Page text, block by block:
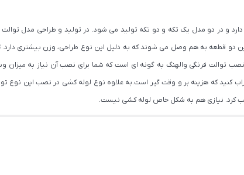
دارد و در دو مدل یک تکه و دو تکه تولید می شود. در تولید و طراحی مدل
دو قطعه به هم وصل می شوند که به دلیل این نوع طراحی، وزن بیشتری دارد.
توالت فرنگی والهنگ به گونه ای است که شما برای نصب آن نیاز به میزان
کنید که هزینه بر و وقت گیر است.به علاوه نوع لوله کشی در نصب این
کرد. نیازی هم به شکل خاص لوله کشی نیست.